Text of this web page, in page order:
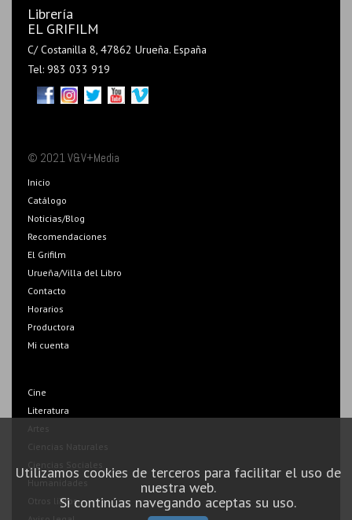
Utilizamos cookies de terceros para facilitar el uso de
nuestra web.
Si continúas navegando aceptas su uso.
Librería
EL GRIFILM
C/ Costanilla 8, 47862 Urueña. España
Tel: 983 033 919
© 2021 V&V+Media
Inicio
Catálogo
Noticias/Blog
Recomendaciones
El Grifilm
Urueña/Villa del Libro
Contacto
Horarios
Productora
Mi cuenta
Cine
Literatura
Artes
Ciencias Naturales
Ciencias Sociales
Humanidades
Otros libros